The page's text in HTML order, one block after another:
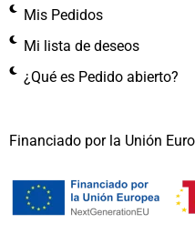
Mis Pedidos
Mi lista de deseos
¿Qué es Pedido abierto?
Financiado por la Unión